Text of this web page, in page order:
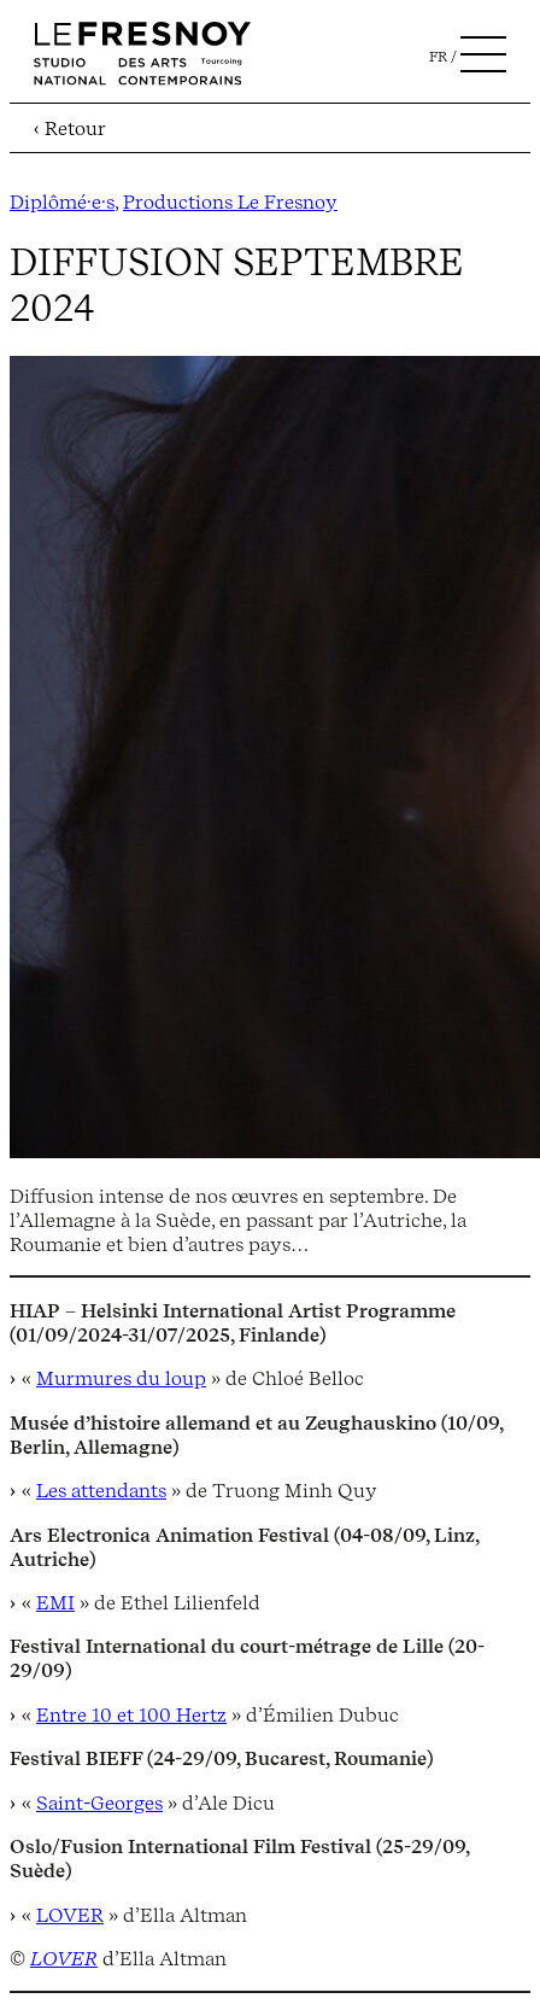
FR
‹ Retour
Diplômé·e·s, Productions Le Fresnoy
DIFFUSION SEPTEMBRE
2024
Diffusion intense de nos œuvres en septembre. De
l’Allemagne à la Suède, en passant par l’Autriche, la
Roumanie et bien d’autres pays…
HIAP – Helsinki International Artist Programme
(01/09/2024-31/07/2025, Finlande)
« Murmures du loup » de Chloé Belloc
Musée d’histoire allemand et au Zeughauskino (10/09,
Berlin, Allemagne)
« Les attendants » de Truong Minh Quy
Ars Electronica Animation Festival (04-08/09, Linz,
Autriche)
« EMI » de Ethel Lilienfeld
Festival International du court-métrage de Lille (20-
29/09)
« Entre 10 et 100 Hertz » d’Émilien Dubuc
Festival BIEFF (24-29/09, Bucarest, Roumanie)
« Saint-Georges » d’Ale Dicu
Oslo/Fusion International Film Festival (25-29/09,
Suède)
« LOVER » d’Ella Altman
©LOVER d’Ella Altman